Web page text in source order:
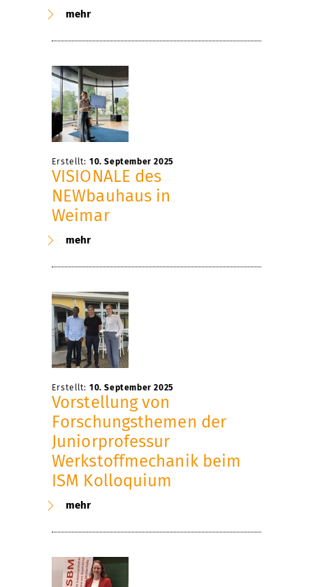
mehr
Erstellt: 10. September 2025
VISIONALE des
NEWbauhaus in
Weimar
mehr
Erstellt: 10. September 2025
Vorstellung von
Forschungsthemen der
Juniorprofessur
Werkstoffmechanik beim
ISM Kolloquium
mehr